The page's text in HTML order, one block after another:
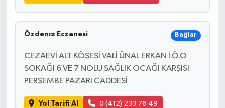
Özdenız Eczanesi Bağlar
CEZAEVİ ALT KÖŞESİ VALİ ÜNAL ERKAN İ.Ö.O
SOKAĞI 6 VE 7 NOLU SAĞLIK OCAĞI KARŞISI
PERŞEMBE PAZARI CADDESİ
Yol Tarifi Al 0 (412) 233 76 49